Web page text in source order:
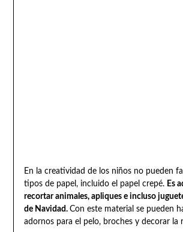
En la creatividad de los niños no pueden
tipos de papel, incluido el papel crepé. Es
recortar animales, apliques e incluso
de Navidad. Con este material se pueden
adornos para el pelo, broches y decorar la